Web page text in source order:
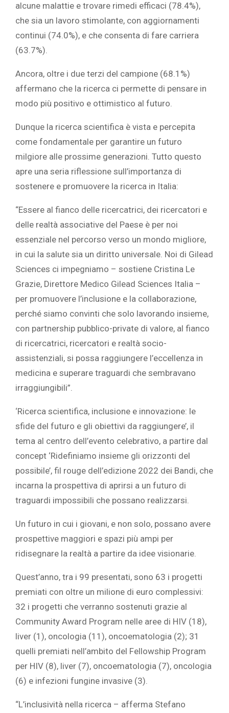
alcune malattie e trovare rimedi efficaci (78.4%),
che sia un lavoro stimolante, con aggiornamenti
continui (74.0%), e che consenta di fare carriera
(63.7%).
Ancora, oltre i due terzi del campione (68.1%)
affermano che la ricerca ci permette di pensare in
modo più positivo e ottimistico al futuro.
Dunque la ricerca scientifica è vista e percepita
come fondamentale per garantire un futuro
milgiore alle prossime generazioni. Tutto questo
apre una seria riflessione sull’importanza di
sostenere e promuovere la ricerca in Italia:
“Essere al fianco delle ricercatrici, dei ricercatori e
delle realtà associative del Paese è per noi
essenziale nel percorso verso un mondo migliore,
in cui la salute sia un diritto universale. Noi di Gilead
Sciences ci impegniamo – sostiene Cristina Le
Grazie, Direttore Medico Gilead Sciences Italia –
per promuovere l’inclusione e la collaborazione,
perché siamo convinti che solo lavorando insieme,
con partnership pubblico-private di valore, al fianco
di ricercatrici, ricercatori e realtà socio-
assistenziali, si possa raggiungere l’eccellenza in
medicina e superare traguardi che sembravano
irraggiungibili”.
‘Ricerca scientifica, inclusione e innovazione: le
sfide del futuro e gli obiettivi da raggiungere’, il
tema al centro dell’evento celebrativo, a partire dal
concept ‘Ridefiniamo insieme gli orizzonti del
possibile’, fil rouge dell’edizione 2022 dei Bandi, che
incarna la prospettiva di aprirsi a un futuro di
traguardi impossibili che possano realizzarsi.
Un futuro in cui i giovani, e non solo, possano avere
prospettive maggiori e spazi più ampi per
ridisegnare la realtà a partire da idee visionarie.
Quest’anno, tra i 99 presentati, sono 63 i progetti
premiati con oltre un milione di euro complessivi:
32 i progetti che verranno sostenuti grazie al
Community Award Program nelle aree di HIV (18),
liver (1), oncologia (11), oncoematologia (2); 31
quelli premiati nell’ambito del Fellowship Program
per HIV (8), liver (7), oncoematologia (7), oncologia
(6) e infezioni fungine invasive (3).
“L’inclusività nella ricerca – afferma Stefano